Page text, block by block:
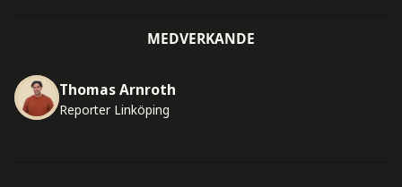
MEDVERKANDE
Thomas Arnroth
Reporter Linköping